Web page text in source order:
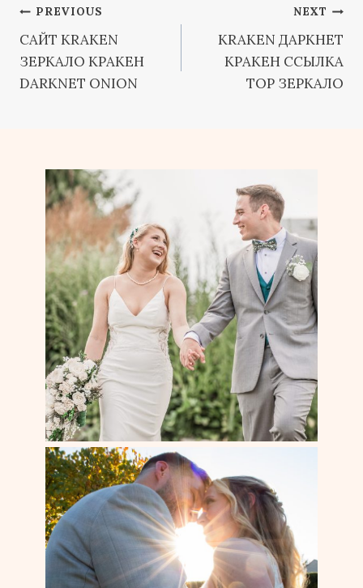
Post
navigation
PREVIOUS
САЙТ KRAKEN
ЗЕРКАЛО КРАКЕН
DARKNET ONION
NEXT
KRAKEN ДАРКНЕТ
КРАКЕН ССЫЛКА
ТОР ЗЕРКАЛО